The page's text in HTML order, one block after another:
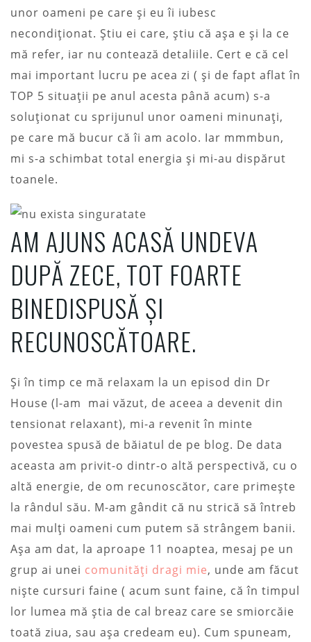
unor oameni pe care și eu îi iubesc
necondiționat. Știu ei care, știu că așa e și la ce
mă refer, iar nu contează detaliile. Cert e că cel
mai important lucru pe acea zi ( și de fapt aflat în
TOP 5 situații pe anul acesta până acum) s-a
soluționat cu sprijunul unor oameni minunați,
pe care mă bucur că îi am acolo. Iar mmmbun,
mi s-a schimbat total energia și mi-au dispărut
toanele.
AM AJUNS ACASĂ UNDEVA
DUPĂ ZECE, TOT FOARTE
BINEDISPUSĂ ȘI
RECUNOSCĂTOARE.
Și în timp ce mă relaxam la un episod din Dr
House (l-am mai văzut, de aceea a devenit din
tensionat relaxant), mi-a revenit în minte
povestea spusă de băiatul de pe blog. De data
aceasta am privit-o dintr-o altă perspectivă, cu o
altă energie, de om recunoscător, care primește
la rândul său. M-am gândit că nu strică să întreb
mai mulți oameni cum putem să strângem banii.
Așa am dat, la aproape 11 noaptea, mesaj pe un
grup ai unei comunități dragi mie, unde am făcut
niște cursuri faine ( acum sunt faine, că în timpul
lor lumea mă știa de cal breaz care se smiorcăie
toată ziua, sau așa credeam eu). Cum spuneam,